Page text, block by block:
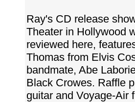
Ray's CD release
Theater in Hollywood
reviewed here,
Thomas from Elvis
bandmate, Abe
Black Crowes. Raffle
guitar and Voyage-Air